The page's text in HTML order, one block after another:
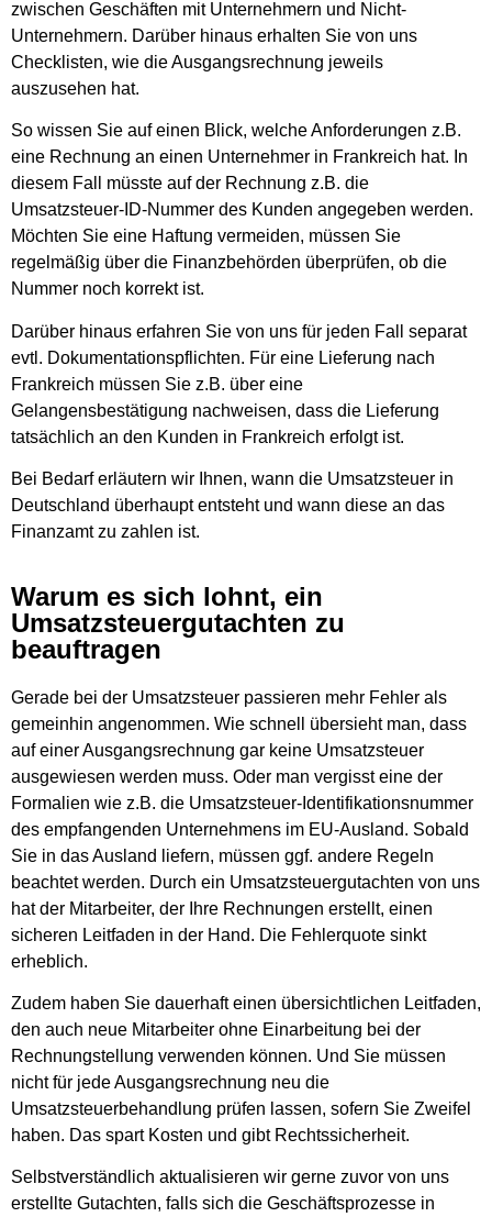
zwischen Geschäften mit Unternehmern und Nicht-
Unternehmern. Darüber hinaus erhalten Sie von uns
Checklisten, wie die Ausgangsrechnung jeweils
auszusehen hat.
So wissen Sie auf einen Blick, welche Anforderungen z.B.
eine Rechnung an einen Unternehmer in Frankreich hat. In
diesem Fall müsste auf der Rechnung z.B. die
Umsatzsteuer-ID-Nummer des Kunden angegeben werden.
Möchten Sie eine Haftung vermeiden, müssen Sie
regelmäßig über die Finanzbehörden überprüfen, ob die
Nummer noch korrekt ist.
Darüber hinaus erfahren Sie von uns für jeden Fall separat
evtl. Dokumentationspflichten. Für eine Lieferung nach
Frankreich müssen Sie z.B. über eine
Gelangensbestätigung nachweisen, dass die Lieferung
tatsächlich an den Kunden in Frankreich erfolgt ist.
Bei Bedarf erläutern wir Ihnen, wann die Umsatzsteuer in
Deutschland überhaupt entsteht und wann diese an das
Finanzamt zu zahlen ist.
Warum es sich lohnt, ein
Umsatzsteuergutachten zu
beauftragen
Gerade bei der Umsatzsteuer passieren mehr Fehler als
gemeinhin angenommen. Wie schnell übersieht man, dass
auf einer Ausgangsrechnung gar keine Umsatzsteuer
ausgewiesen werden muss. Oder man vergisst eine der
Formalien wie z.B. die Umsatzsteuer-Identifikationsnummer
des empfangenden Unternehmens im EU-Ausland. Sobald
Sie in das Ausland liefern, müssen ggf. andere Regeln
beachtet werden. Durch ein Umsatzsteuergutachten von uns
hat der Mitarbeiter, der Ihre Rechnungen erstellt, einen
sicheren Leitfaden in der Hand. Die Fehlerquote sinkt
erheblich.
Zudem haben Sie dauerhaft einen übersichtlichen Leitfaden,
den auch neue Mitarbeiter ohne Einarbeitung bei der
Rechnungstellung verwenden können. Und Sie müssen
nicht für jede Ausgangsrechnung neu die
Umsatzsteuerbehandlung prüfen lassen, sofern Sie Zweifel
haben. Das spart Kosten und gibt Rechtssicherheit.
Selbstverständlich aktualisieren wir gerne zuvor von uns
erstellte Gutachten, falls sich die Geschäftsprozesse in